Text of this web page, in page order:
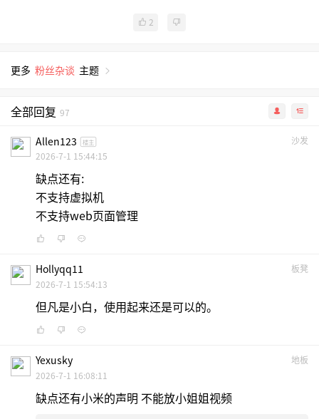
2
更多 粉丝杂谈 主题
全部回复 97
沙发
Allen123 楼主
2026-7-1 15:44:15
缺点还有:
不支持虚拟机
不支持web页面管理
板凳
Hollyqq11
2026-7-1 15:54:13
但凡是小白，使用起来还是可以的。
地板
Yexusky
2026-7-1 16:08:11
缺点还有小米的声明 不能放小姐姐视频